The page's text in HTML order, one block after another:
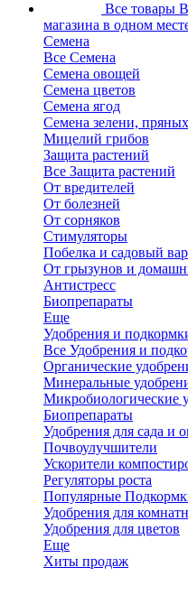
Все товары
магазина в одном
Семена
Все Семена
Семена овощей
Семена цветов
Семена ягод
Семена зелени,
Мицелий грибов
Защита растений
Все Защита растений
От вредителей
От болезней
От сорняков
Стимуляторы
Побелка и садовый вар
От грызунов и
Антистресс
Биопрепараты
Еще
Удобрения и
Все Удобрения и
Органические
Минеральные
Микробиологические
Биопрепараты
Удобрения для сада и
Почвоулучшители
Ускорители
Регуляторы роста
Популярные
Удобрения для
Удобрения для цветов
Еще
Хиты продаж